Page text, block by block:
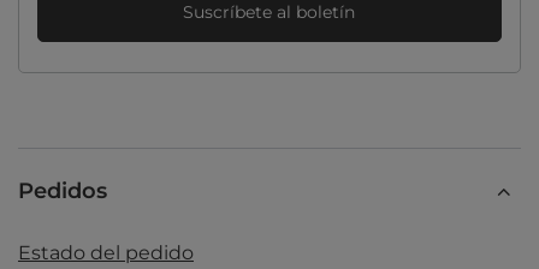
Suscríbete al boletín
Pedidos
Estado del pedido